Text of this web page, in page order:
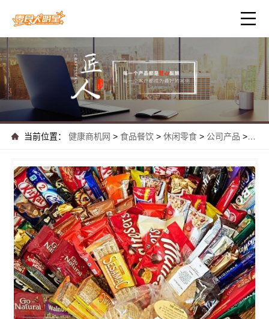
当前位置： 健康商机网> 食品餐饮 > 休闲零食> 公司产品 >